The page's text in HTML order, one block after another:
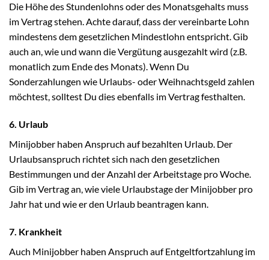
Die Höhe des Stundenlohns oder des Monatsgehalts muss
im Vertrag stehen. Achte darauf, dass der vereinbarte Lohn
mindestens dem gesetzlichen Mindestlohn entspricht. Gib
auch an, wie und wann die Vergütung ausgezahlt wird (z.B.
monatlich zum Ende des Monats). Wenn Du
Sonderzahlungen wie Urlaubs- oder Weihnachtsgeld zahlen
möchtest, solltest Du dies ebenfalls im Vertrag festhalten.
6. Urlaub
Minijobber haben Anspruch auf bezahlten Urlaub. Der
Urlaubsanspruch richtet sich nach den gesetzlichen
Bestimmungen und der Anzahl der Arbeitstage pro Woche.
Gib im Vertrag an, wie viele Urlaubstage der Minijobber pro
Jahr hat und wie er den Urlaub beantragen kann.
7. Krankheit
Auch Minijobber haben Anspruch auf Entgeltfortzahlung im